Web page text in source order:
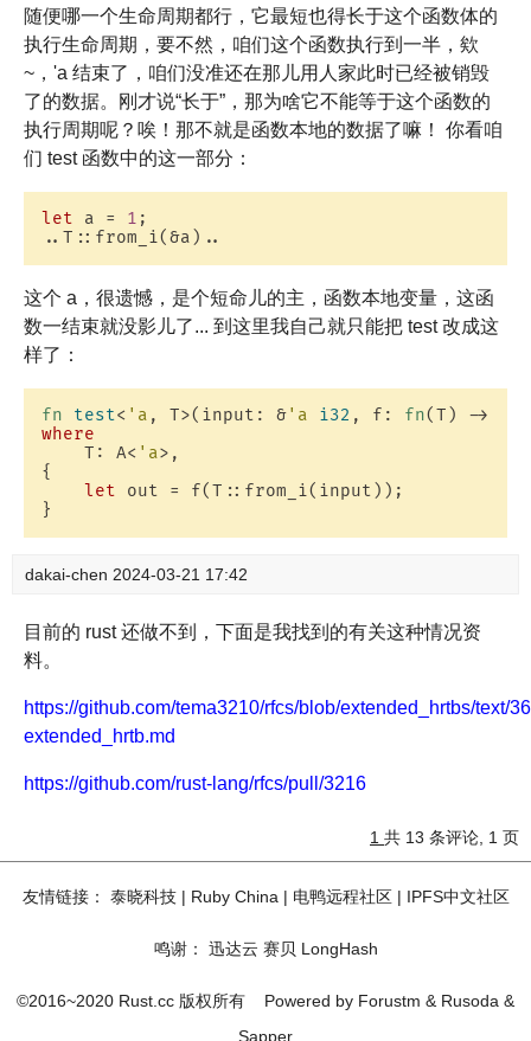
随便哪一个生命周期都行，它最短也得长于这个函数体的
执行生命周期，要不然，咱们这个函数执行到一半，欸
~，'a 结束了，咱们没准还在那儿用人家此时已经被销毁
了的数据。刚才说“长于”，那为啥它不能等于这个函数的
执行周期呢？唉！那不就是函数本地的数据了嘛！ 你看咱
们 test 函数中的这一部分：
let a = 1 ;
这个 a，很遗憾，是个短命儿的主，函数本地变量，这函
数一结束就没影儿了... 到这里我自己就只能把 test 改成这
样了：
fn test< 'a , T>(input: &'a i32 , f: fn(T) ->
where
    T: A<
'a>,
{
let out = f(T::from_i(input));
dakai-chen 2024-03-21 17:42
目前的 rust 还做不到，下面是我找到的有关这种情况资
料。
https://github.com/tema3210/rfcs/blob/extended_hrtbs/text/
extended_hrtb.md
https://github.com/rust-lang/rfcs/pull/3216
1 共 13 条评论, 1 页
友情链接： 泰晓科技| Ruby China | 电鸭远程社区| IPFS中文社区
鸣谢： 迅达云 赛贝 LongHash
©2016~2020 Rust.cc 版权所有 Powered by Forustm & Rusoda &
Sapper